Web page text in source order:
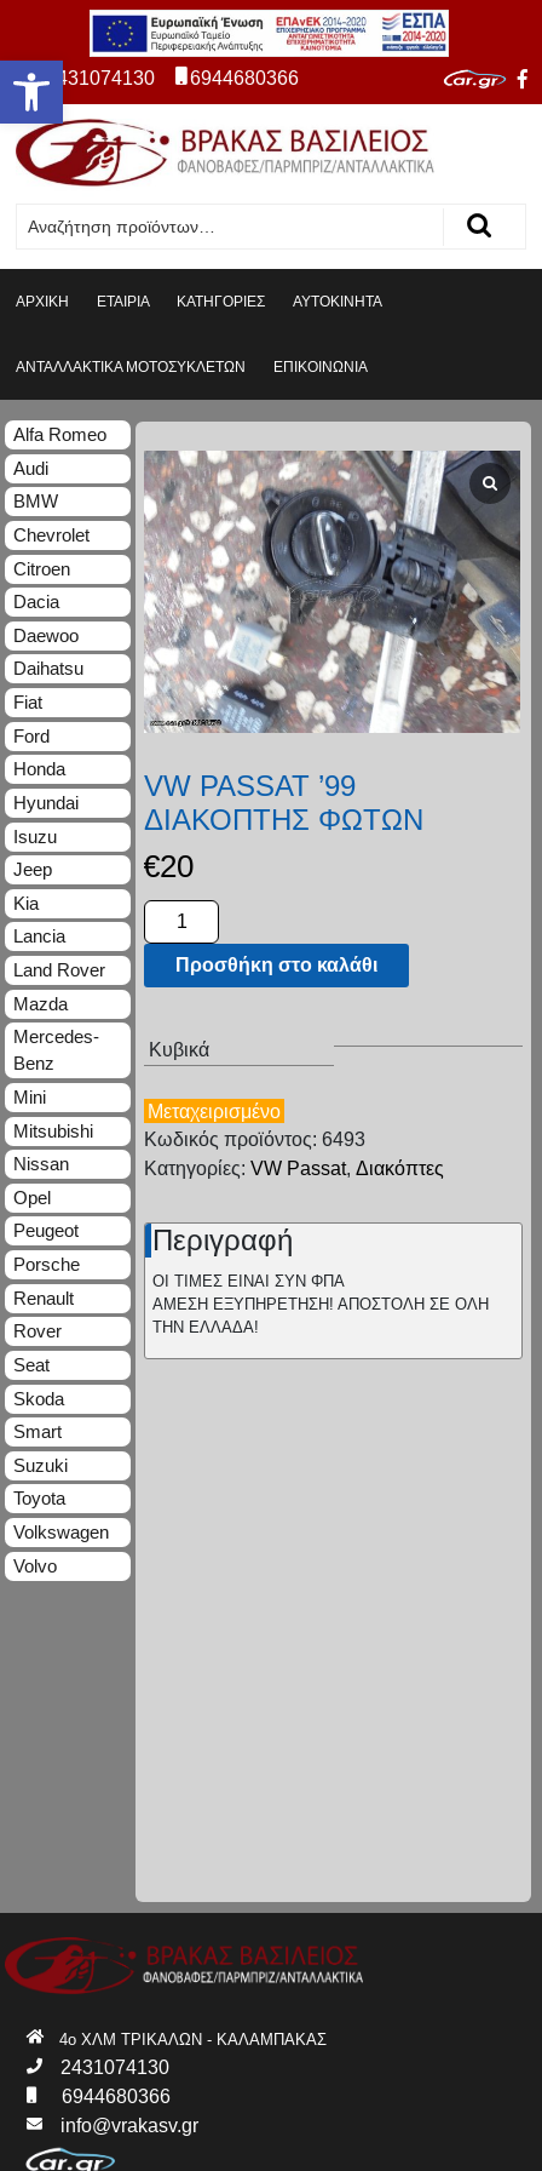
Ανοίξτε τη γραμμή εργαλείων 2431074130 6944680366
ΑΡΧΙΚΗ ΕΤΑΙΡΙΑ ΚΑΤΗΓΟΡΙΕΣ ΑΥΤΟΚΙΝΗΤΑ
ΑΝΤΑΛΛΑΚΤΙΚΑ ΜΟΤΟΣΥΚΛΕΤΩΝ ΕΠΙΚΟΙΝΩΝΙΑ
VW PASSAT ’99
ΔΙΑΚΟΠΤΗΣ ΦΩΤΩΝ
€20
Προσθήκη στο καλάθι
Κυβικά
Μεταχειρισμένο
Κωδικός προϊόντος: 6493
Κατηγορίες: VW Passat, Διακόπτες
Περιγραφή
ΟΙ ΤΙΜΕΣ ΕΙΝΑΙ ΣΥΝ ΦΠΑ
ΑΜΕΣΗ ΕΞΥΠΗΡΕΤΗΣΗ! ΑΠΟΣΤΟΛΗ ΣΕ ΟΛΗ
ΤΗΝ ΕΛΛΑΔΑ!
Alfa Romeo
Audi
BMW
Chevrolet
Citroen
Dacia
Daewoo
Daihatsu
Fiat
Ford
Honda
Hyundai
Isuzu
Jeep
Kia
Lancia
Land Rover
Mazda
Mercedes-
Benz
Mini
Mitsubishi
Nissan
Opel
Peugeot
Porsche
Renault
Rover
Seat
Skoda
Smart
Suzuki
Toyota
Volkswagen
Volvo
4ο ΧΛΜ ΤΡΙΚΑΛΩΝ - ΚΑΛΑΜΠΑΚΑΣ
2431074130
6944680366
info@vrakasv.gr